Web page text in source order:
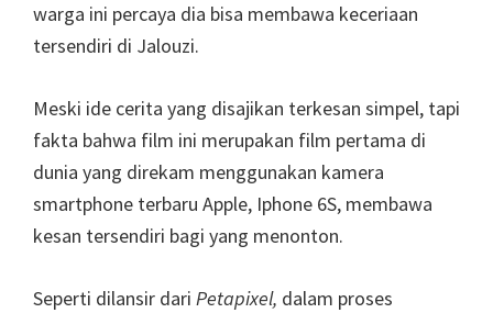
warga ini percaya dia bisa membawa keceriaan
tersendiri di Jalouzi.
Meski ide cerita yang disajikan terkesan simpel, tapi
fakta bahwa film ini merupakan film pertama di
dunia yang direkam menggunakan kamera
smartphone terbaru Apple, Iphone 6S, membawa
kesan tersendiri bagi yang menonton.
Seperti dilansir dari Petapixel, dalam proses